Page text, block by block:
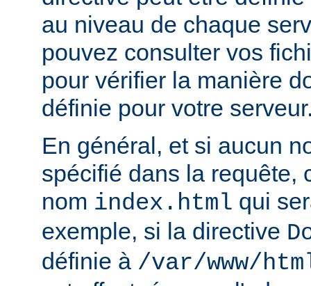
au niveau de chaque
pouvez consulter vos
pour vérifier la manière
définie pour votre
En général, et si aucun
spécifié dans la requête,
nom index.html qui
exemple, si la directive
définie à /var/www/